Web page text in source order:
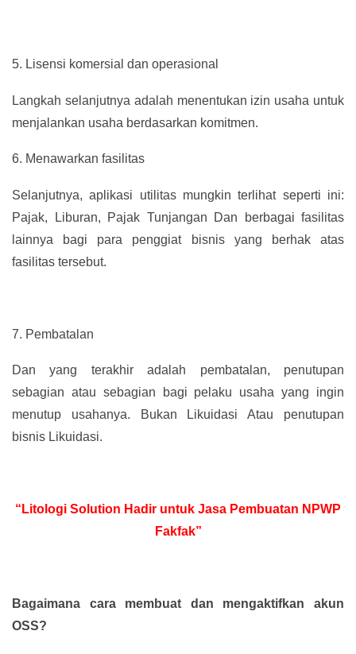
5. Lisensi komersial dan operasional
Langkah selanjutnya adalah menentukan izin usaha untuk
menjalankan usaha berdasarkan komitmen.
6. Menawarkan fasilitas
Selanjutnya, aplikasi utilitas mungkin terlihat seperti ini:
Pajak, Liburan, Pajak Tunjangan Dan berbagai fasilitas
lainnya bagi para penggiat bisnis yang berhak atas
fasilitas tersebut.
7. Pembatalan
Dan yang terakhir adalah pembatalan, penutupan
sebagian atau sebagian bagi pelaku usaha yang ingin
menutup usahanya. Bukan Likuidasi Atau penutupan
bisnis Likuidasi.
“Litologi Solution Hadir untuk Jasa Pembuatan NPWP
Fakfak”
Bagaimana cara membuat dan mengaktifkan akun
OSS?